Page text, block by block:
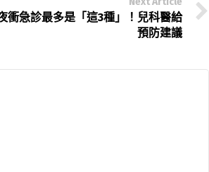
衝急診最多是「這3種」！兒科醫給
預防建議